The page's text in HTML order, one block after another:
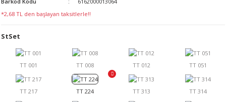
*2,68 TL den başlayan taksitlerle!!
StSet